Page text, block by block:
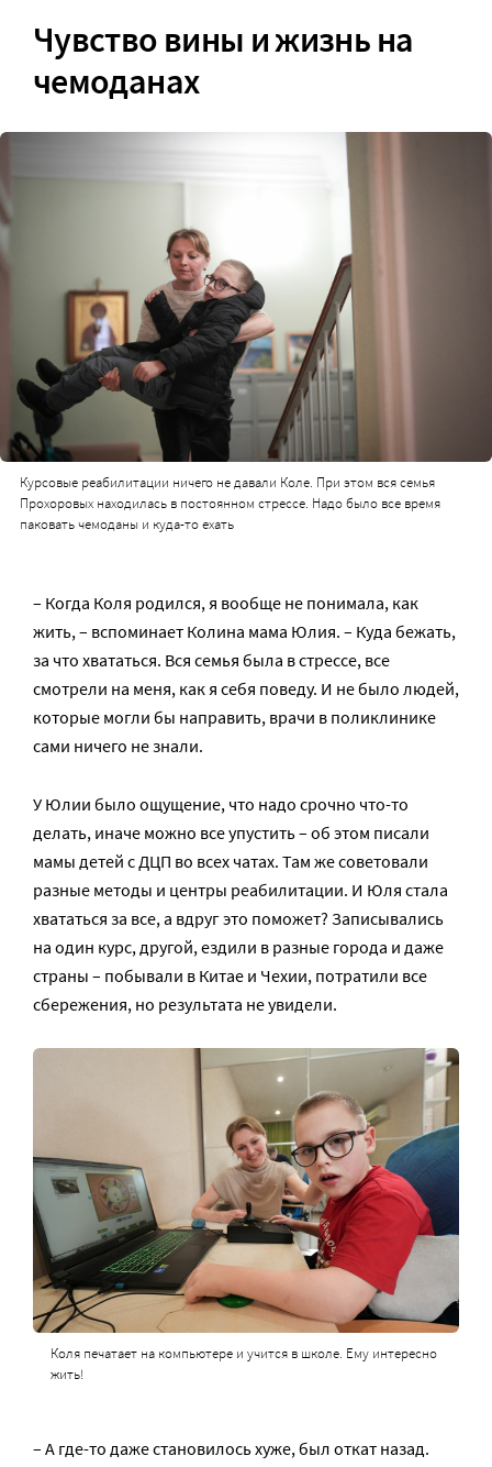
Чувство вины и жизнь на
чемоданах
Курсовые реабилитации ничего не давали Коле. При этом вся семья
Прохоровых находилась в постоянном стрессе. Надо было все время
паковать чемоданы и куда-то ехать
– Когда Коля родился, я вообще не понимала, как
жить, – вспоминает Колина мама Юлия. – Куда бежать,
за что хвататься. Вся семья была в стрессе, все
смотрели на меня, как я себя поведу. И не было людей,
которые могли бы направить, врачи в поликлинике
сами ничего не знали.
У Юлии было ощущение, что надо срочно что-то
делать, иначе можно все упустить – об этом писали
мамы детей с ДЦП во всех чатах. Там же советовали
разные методы и центры реабилитации. И Юля стала
хвататься за все, а вдруг это поможет? Записывались
на один курс, другой, ездили в разные города и даже
страны – побывали в Китае и Чехии, потратили все
сбережения, но результата не увидели.
Коля печатает на компьютере и учится в школе. Ему интересно
жить!
– А где-то даже становилось хуже, был откат назад.